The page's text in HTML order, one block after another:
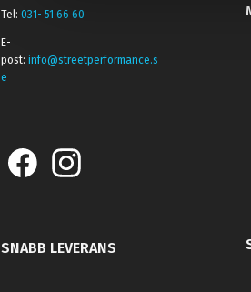
a
Tel:031- 51 66 60
E-
post:info@streetperformance.s
e
SNABB LEVERANS